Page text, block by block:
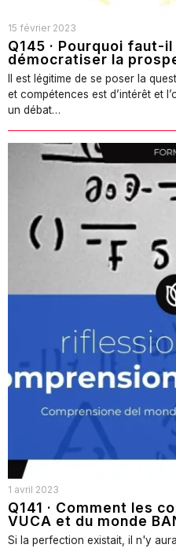
15 février 2023
Q145 · Pourquoi faut-
démocratiser la
Il est légitime de se poser la
et compétences est d’intérêt et
un débat…
1 avril 2023
Q141 · Comment les
VUCA et du monde
Si la perfection existait, il n'y